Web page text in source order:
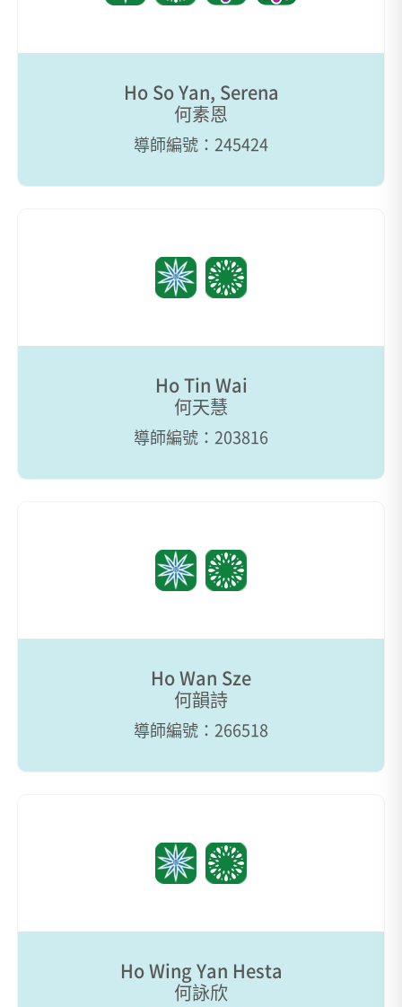
Ho So Yan, Serena
何素恩
導師編號：245424
Ho Tin Wai
何天慧
導師編號：203816
Ho Wan Sze
何韻詩
導師編號：266518
Ho Wing Yan Hesta
何詠欣